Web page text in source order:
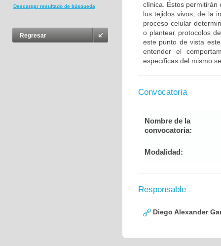
Descargar resultado de búsqueda
Regresar
clínica. Éstos permitirán
los tejidos vivos, de la
proceso celular
o plantear protocolos
este punto de vista
entender el
específicas del mismo
Convocatoria
Nombre de la
convocatoria:
Modalidad:
Responsable
Diego Alexander